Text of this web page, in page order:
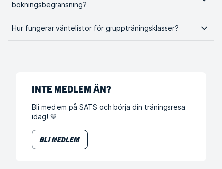
bokningsbegränsning?
Hur fungerar väntelistor för gruppträningsklasser?
INTE MEDLEM ÄN?
Bli medlem på SATS och börja din träningsresa
idag! 💙
Bli medlem